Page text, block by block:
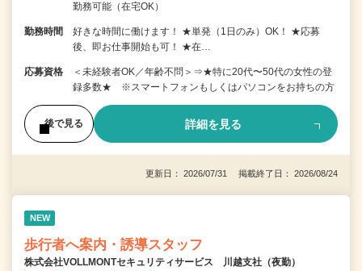
勤務可能（在宅OK）
勤務時間
好きな時間に働けます！ ★単発（1日のみ）OK！ ★応募
後、即お仕事開始も可！ ★在…
応募資格
＜未経験者OK／年齢不問＞⇒★特に20代〜50代の女性の登
録多数★ ※スマートフォンもしくはパソコンをお持ちの方
後で見る 詳細を見る
更新日： 2026/07/31 掲載終了日： 2026/08/24
NEW
歩行者へ案内・誘導スタッフ
株式会社VOLLMONTセキュリティサービス 川越支社（夜勤）